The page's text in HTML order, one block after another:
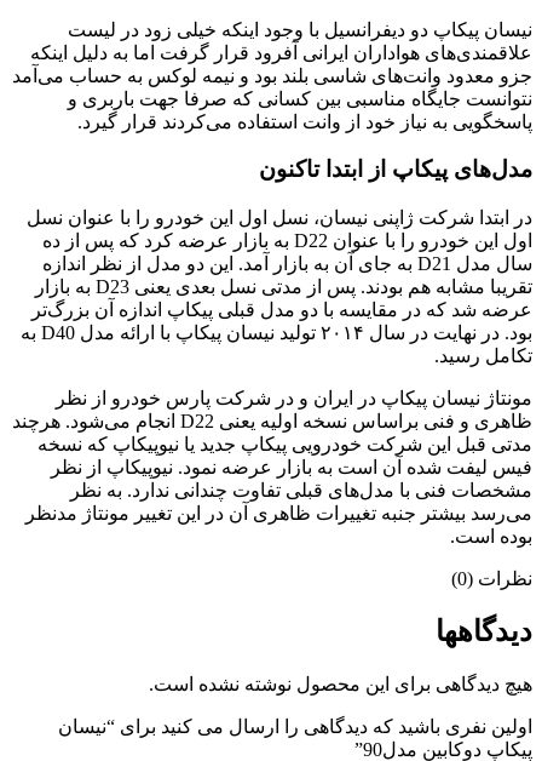
نیسان پیکاپ دو دیفرانسیل با وجود اینکه خیلی زود در لیست
علاقمندی‌های هواداران ایرانی آفرود قرار گرفت اما به دلیل اینکه
جزو معدود وانت‌های شاسی بلند بود و نیمه لوکس به حساب می‌آمد
نتوانست جایگاه مناسبی بین کسانی که صرفا جهت باربری و
پاسخگویی به نیاز خود از وانت استفاده می‌کردند قرار گیرد.
مدل‌های پیکاپ از ابتدا تاکنون
در ابتدا شرکت ژاپنی نیسان، نسل اول این خودرو را با عنوان نسل
اول این خودرو را با عنوان D22 به بازار عرضه کرد که پس از ده
سال مدل D21 به جای آن به بازار آمد. این دو مدل از نظر اندازه
تقریبا مشابه هم بودند. پس از مدتی نسل بعدی یعنی D23 به بازار
عرضه شد که در مقایسه با دو مدل قبلی پیکاپ اندازه آن بزرگ‌تر
بود. در نهایت در سال ۲۰۱۴ تولید نیسان پیکاپ با ارائه مدل D40 به
تکامل رسید.
مونتاژ نیسان پیکاپ در ایران و در شرکت پارس خودرو از نظر
ظاهری و فنی براساس نسخه اولیه یعنی D22‌ انجام می‌شود. هرچند
مدتی قبل این شرکت خودرویی پیکاپ جدید یا نیوپیکاپ که نسخه
فیس لیفت شده آن است به بازار عرضه نمود. نیوپیکاپ از نظر
مشخصات فنی با مدل‌های قبلی تفاوت چندانی ندارد. به نظر
می‌رسد بیشتر جنبه تغییرات ظاهری آن در این تغییر مونتاژ مدنظر
بوده است.
نظرات (0)
دیدگاهها
هیچ دیدگاهی برای این محصول نوشته نشده است.
اولین نفری باشید که دیدگاهی را ارسال می کنید برای “نیسان
پیکاپ دوکابین مدل90”